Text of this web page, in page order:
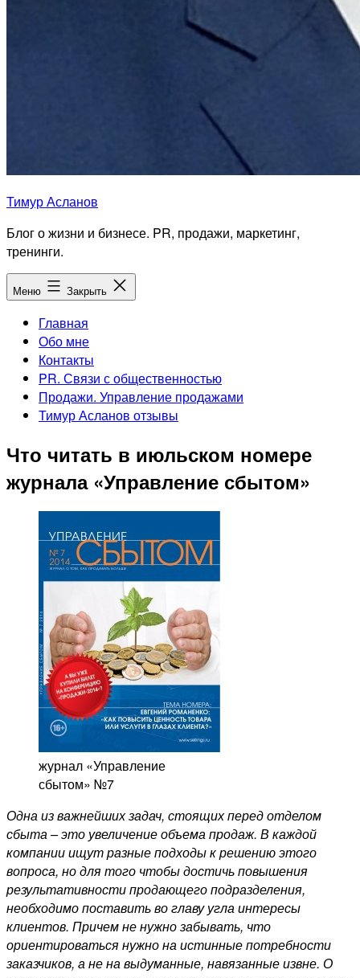
Тимур Асланов
Блог о жизни и бизнесе. PR, продажи, маркетинг,
тренинги.
Меню Закрыть
Главная
Обо мне
Контакты
PR. Связи с общественностью
Продажи. Управление продажами
Тимур Асланов отзывы
Что читать в июльском номере
журнала «Управление сбытом»
журнал «Управление
сбытом» №7
Одна из важнейших задач, стоящих перед отделом
сбыта – это увеличение объема продаж. В каждой
компании ищут разные подходы к решению этого
вопроса, но для того чтобы достичь повышения
результативности продающего подразделения,
необходимо поставить во главу угла интересы
клиентов. Причем не нужно забывать, что
ориентироваться нужно на истинные потребности
заказчиков, а не на выдуманные, навязанные извне. О